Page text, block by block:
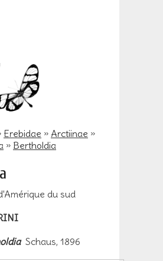
Erebidae » Arctiinae »
» Bertholdia
du sud
Schaus, 1896